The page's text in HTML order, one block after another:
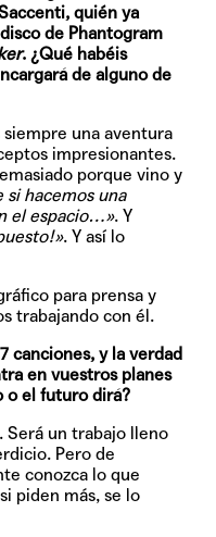
quién ya
de Phantogram
. ¿Qué habéis
de alguno de
siempre una aventura
impresionantes.
porque vino y
si hacemos una
el espacio…». Y
. Y así lo
para prensa y
trabajando con él.
canciones, y la verdad
en vuestros planes
o el futuro dirá?
Será un trabajo lleno
Pero de
conozca lo que
piden más, se lo